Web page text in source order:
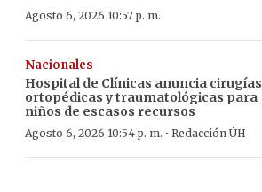
Agosto 6, 2026 10:57 p. m.
Nacionales
Hospital de Clínicas anuncia cirugías
ortopédicas y traumatológicas para
niños de escasos recursos
Agosto 6, 2026 10:54 p. m. · Redacción ÚH